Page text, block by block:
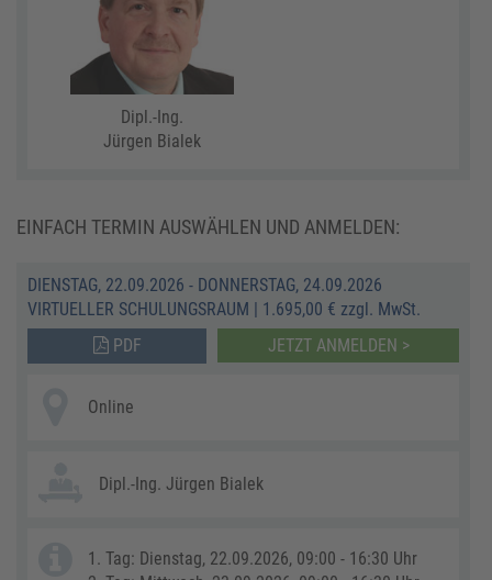
Dipl.-Ing.
Jürgen Bialek
EINFACH TERMIN AUSWÄHLEN UND ANMELDEN:
DIENSTAG, 22.09.2026 - DONNERSTAG, 24.09.2026
VIRTUELLER SCHULUNGSRAUM | 1.695,00 € zzgl. MwSt.
PDF
JETZT ANMELDEN >
Online
Dipl.-Ing. Jürgen Bialek
1. Tag: Dienstag, 22.09.2026, 09:00 - 16:30 Uhr